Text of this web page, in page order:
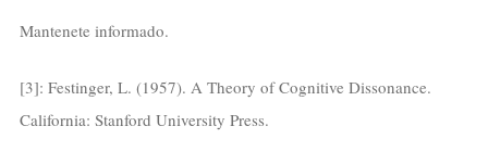
Mantenete informado.
[3]: Festinger, L. (1957). A Theory of Cognitive Dissonance.
California: Stanford University Press.